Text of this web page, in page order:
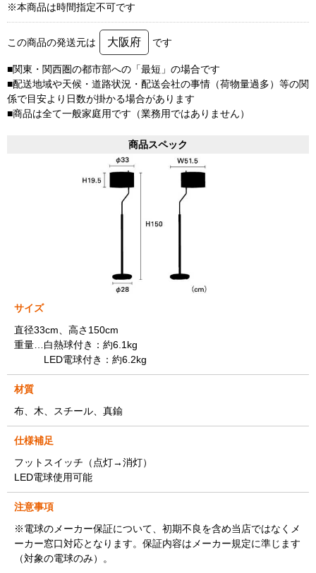
※本商品は時間指定不可です
この商品の発送元は 大阪府 です
■関東・関西圏の都市部への「最短」の場合です
■配送地域や天候・道路状況・配送会社の事情（荷物量過多）等の関
係で目安より日数が掛かる場合があります
■商品は全て一般家庭用です（業務用ではありません）
商品スペック
サイズ
直径33cm、高さ150cm
重量…白熱球付き：約6.1kg
LED電球付き：約6.2kg
材質
布、木、スチール、真鍮
仕様補足
フットスイッチ（点灯→消灯）
LED電球使用可能
注意事項
※電球のメーカー保証について、初期不良を含め当店ではなくメ
ーカー窓口対応となります。保証内容はメーカー規定に準じます
（対象の電球のみ）。